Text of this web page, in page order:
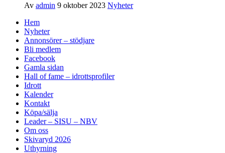
Av admin 9 oktober 2023 Nyheter
Hem
Nyheter
Annonsörer – stödjare
Bli medlem
Facebook
Gamla sidan
Hall of fame – idrottsprofiler
Idrott
Kalender
Kontakt
Köpa/sälja
Leader – SISU – NBV
Om oss
Skivaryd 2026
Uthyrning